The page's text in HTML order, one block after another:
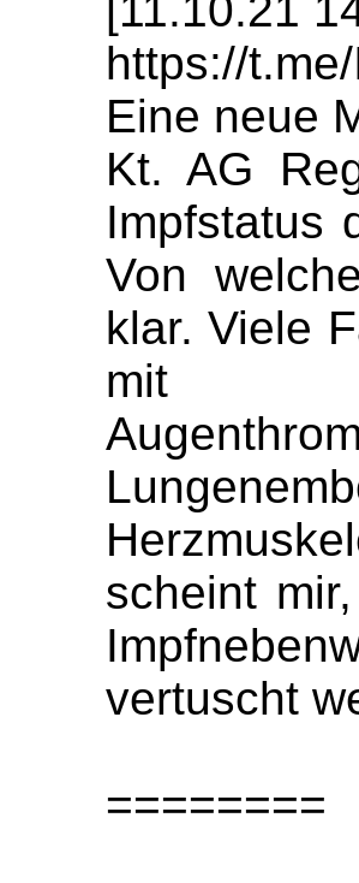
https://
Eine neue
Kt. AG
Impfstatus
Von
klar. Viele
mit
scheint
vertuscht
========